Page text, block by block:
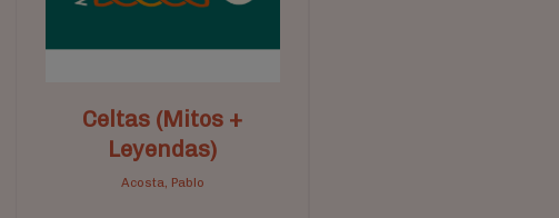
Celtas (Mitos +
Leyendas)
Acosta, Pablo